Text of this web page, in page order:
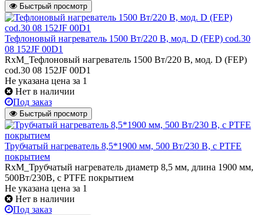
Быстрый просмотр
Тефлоновый нагреватель 1500 Вт/220 В, мод. D (FEP) cod.30
08 152JF 00D1
RxM_Тефлоновый нагреватель 1500 Вт/220 В, мод. D (FEP)
cod.30 08 152JF 00D1
Не указана цена за 1
Нет в наличии
Под заказ
Быстрый просмотр
Трубчатый нагреватель 8,5*1900 мм, 500 Вт/230 В, с PTFE
покрытием
RxM_Трубчатый нагреватель диаметр 8,5 мм, длина 1900 мм,
500Вт/230В, c PTFE покрытием
Не указана цена за 1
Нет в наличии
Под заказ